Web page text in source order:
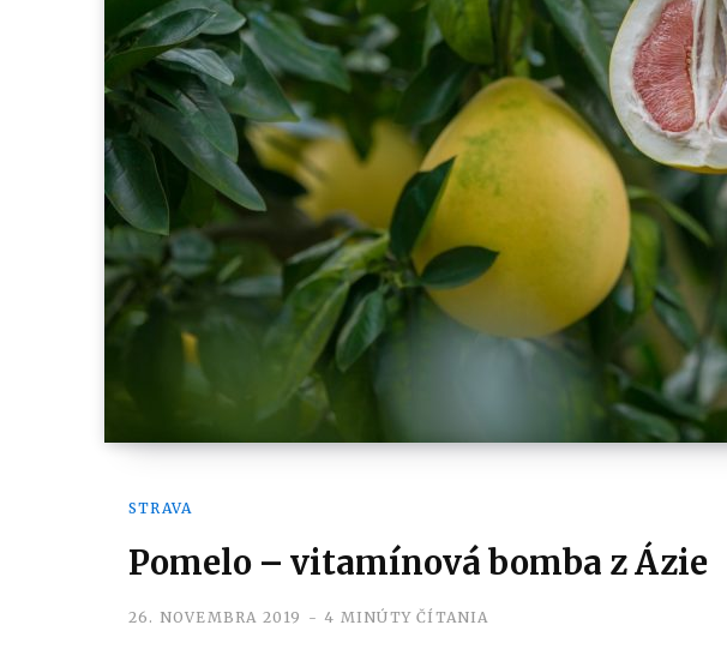
STRAVA
Pomelo – vitamínová bomba z Ázie
26. NOVEMBRA 2019 4 MINÚTY ČÍTANIA